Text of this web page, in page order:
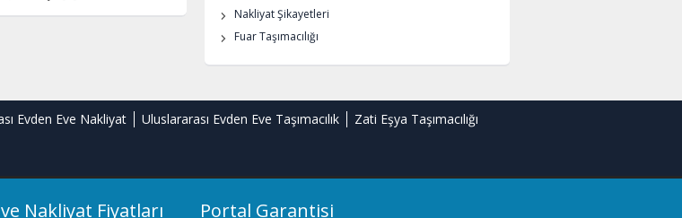
Nakliyat Şikayetleri
Fuar Taşımacılığı
Evden Eve Nakliyat Uluslararası Evden Eve Taşımacılık Zati Eşya Taşımacılığı
Nakliyat Fiyatları Portal Garantisi